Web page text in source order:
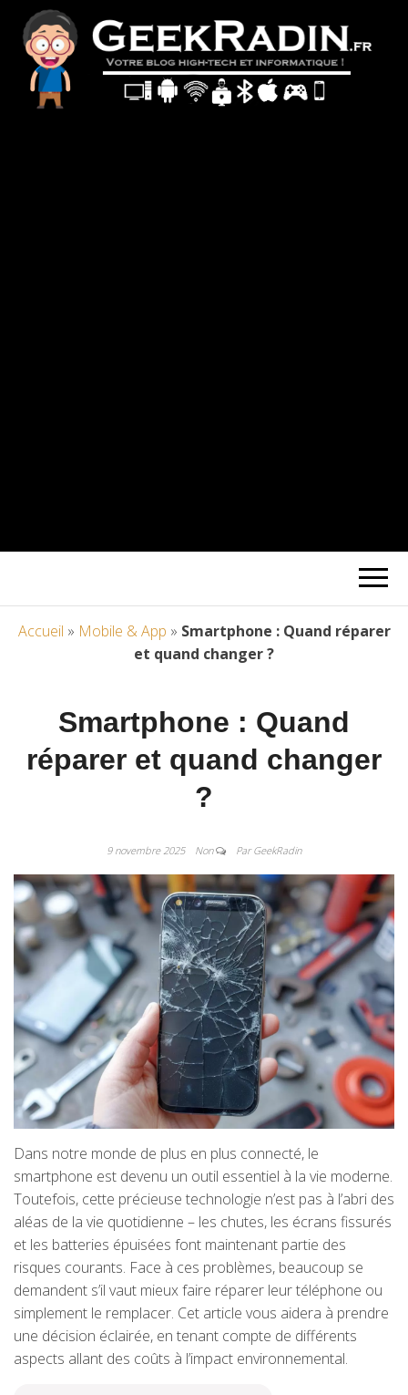
Accueil » Mobile & App » Smartphone : Quand réparer
et quand changer ?
Smartphone : Quand
réparer et quand changer
?
9 novembre 2025 Non Par GeekRadin
Dans notre monde de plus en plus connecté, le
smartphone est devenu un outil essentiel à la vie moderne.
Toutefois, cette précieuse technologie n’est pas à l’abri des
aléas de la vie quotidienne – les chutes, les écrans fissurés
et les batteries épuisées font maintenant partie des
risques courants. Face à ces problèmes, beaucoup se
demandent s’il vaut mieux faire réparer leur téléphone ou
simplement le remplacer. Cet article vous aidera à prendre
une décision éclairée, en tenant compte de différents
aspects allant des coûts à l’impact environnemental.